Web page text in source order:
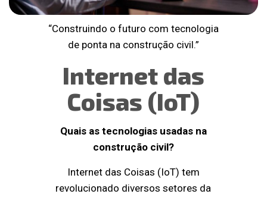
“Construindo o futuro com tecnologia
de ponta na construção civil.”
Internet das
Coisas (IoT)
Quais as tecnologias usadas na
construção civil?
Internet das Coisas (IoT) tem
revolucionado diversos setores da